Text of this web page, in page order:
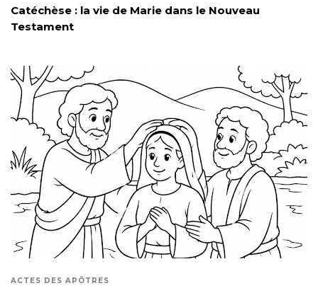
Catéchèse : la vie de Marie dans le Nouveau
Testament
ACTES DES APÔTRES